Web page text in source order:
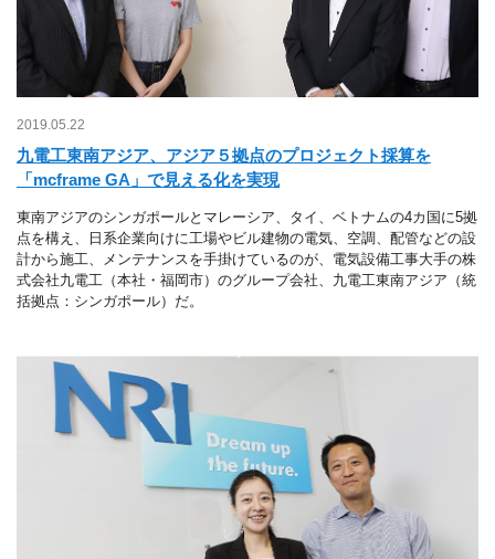
2019.05.22
九電工東南アジア、アジア５拠点のプロジェクト採算を
「mcframe GA」で見える化を実現
東南アジアのシンガポールとマレーシア、タイ、ベトナムの4カ国に5拠
点を構え、日系企業向けに工場やビル建物の電気、空調、配管などの設
計から施工、メンテナンスを手掛けているのが、電気設備工事大手の株
式会社九電工（本社・福岡市）のグループ会社、九電工東南アジア（統
括拠点：シンガポール）だ。